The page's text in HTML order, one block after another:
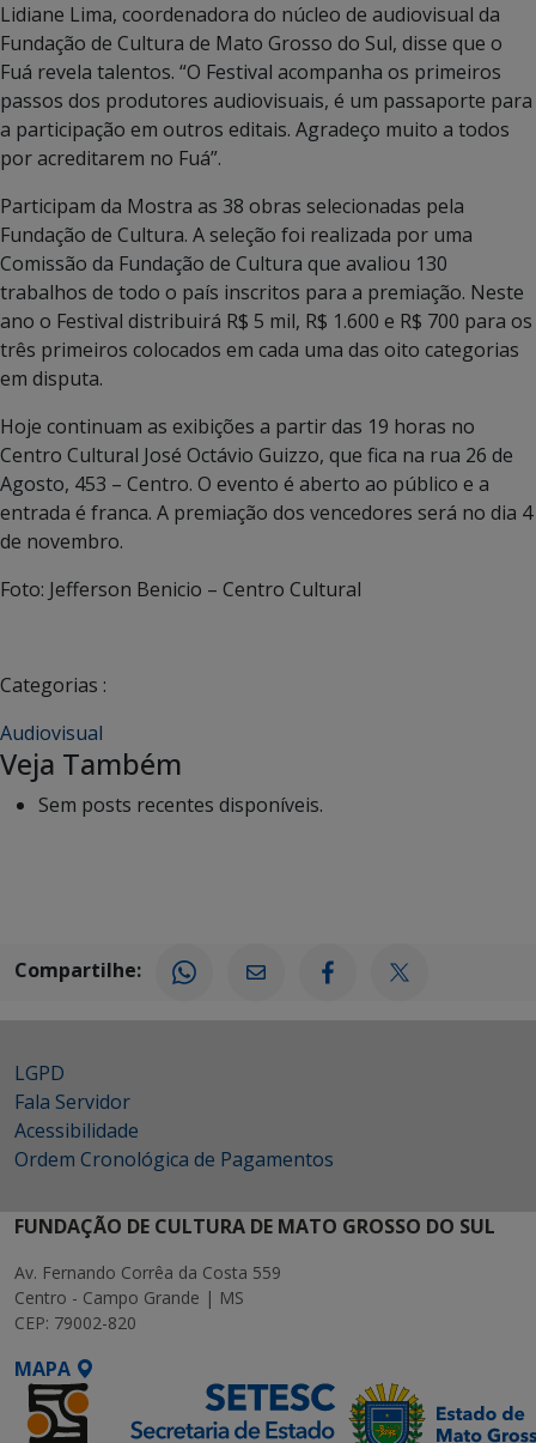
Lidiane Lima, coordenadora do núcleo de audiovisual da
Fundação de Cultura de Mato Grosso do Sul, disse que o
Fuá revela talentos. “O Festival acompanha os primeiros
passos dos produtores audiovisuais, é um passaporte para
a participação em outros editais. Agradeço muito a todos
por acreditarem no Fuá”.
Participam da Mostra as 38 obras selecionadas pela
Fundação de Cultura. A seleção foi realizada por uma
Comissão da Fundação de Cultura que avaliou 130
trabalhos de todo o país inscritos para a premiação. Neste
ano o Festival distribuirá R$ 5 mil, R$ 1.600 e R$ 700 para os
três primeiros colocados em cada uma das oito categorias
em disputa.
Hoje continuam as exibições a partir das 19 horas no
Centro Cultural José Octávio Guizzo, que fica na rua 26 de
Agosto, 453 – Centro. O evento é aberto ao público e a
entrada é franca. A premiação dos vencedores será no dia 4
de novembro.
Foto: Jefferson Benicio – Centro Cultural
Categorias :
Audiovisual
Veja Também
Sem posts recentes disponíveis.
Compartilhe:
LGPD
Fala Servidor
Acessibilidade
Ordem Cronológica de Pagamentos
FUNDAÇÃO DE CULTURA DE MATO GROSSO DO SUL
Av. Fernando Corrêa da Costa 559
Centro - Campo Grande | MS
CEP: 79002-820
MAPA